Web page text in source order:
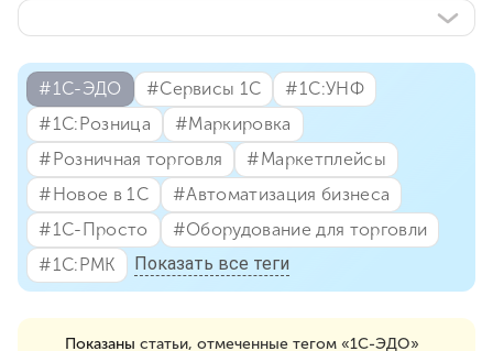
#⁣1С-ЭДО #⁣Сервисы 1С
#⁣1С:УНФ
#⁣1С:Розница
#⁣Маркировка
#⁣Розничная торговля
#⁣Маркетплейсы
#⁣Новое в 1С
#⁣Автоматизация бизнеса
#⁣1С-Просто
#⁣Оборудование для торговли
#⁣1С:РМК
Показать все теги
Показаны статьи, отмеченные тегом «1С-ЭДО»